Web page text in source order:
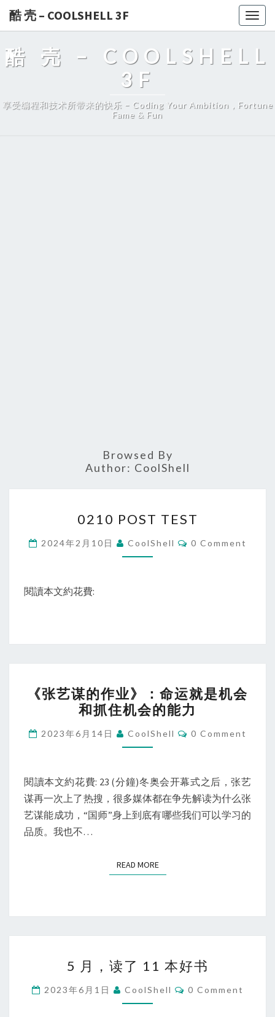
酷 壳 – COOLSHELL 3F
酷 壳 – COOLSHELL
3F
享受编程和技术所带来的快乐 – Coding Your Ambition，Fortune
Fame & Fun
Browsed By
Author: CoolShell
POST
TEST
0210 POST TEST
2024年2月10日 CoolShell Comments
0 Comment
閱讀本文約花費:
谋
的
作
命
运
就
会
住
的
力
《张艺谋的作业》：命运就是机会
和抓住机会的能力
2023年6月14日 CoolShell Comments
0 Comment
閱讀本文約花費: 23 (分鐘)冬奥会开幕式之后，张艺
谋再一次上了热搜，很多媒体都在争先解读为什么张
艺谋能成功，“国师”身上到底有哪些我们可以学习的
品质。我也不…
READ MOREREAD MORE
月，
读
了
5 月，读了 11 本好书
2023年6月1日 CoolShell Comments
0 Comment